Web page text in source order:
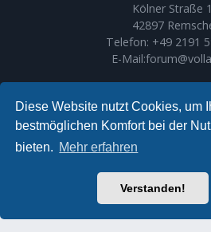
Diese Website nutzt Cookies, um
bestmöglichen Komfort bei der
bieten. Mehr erfahren
Verstanden!
Kölner Straße
42897
Telefon: +49 2191
E-Mail:
Ariki Theme by